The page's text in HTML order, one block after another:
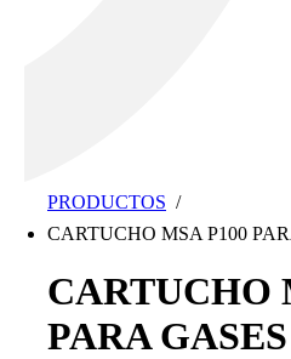
PRODUCTOS /
CARTUCHO MSA P100
CARTUCHO
PARA